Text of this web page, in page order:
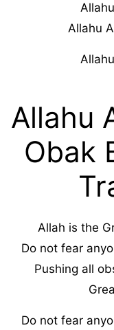
Allahu
Allahu
Obak
Allah is the
Do not fear
Pushing all
Do not fear